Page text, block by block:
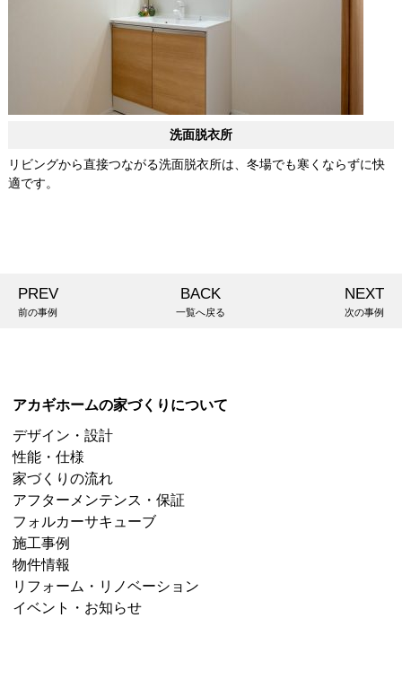
洗面脱衣所
リビングから直接つながる洗面脱衣所は、冬場でも寒くならずに快
適です。
PREV
前の事例
BACK
一覧へ戻る
NEXT
次の事例
アカギホームの家づくりについて
デザイン・設計
性能・仕様
家づくりの流れ
アフターメンテンス・保証
フォルカーサキューブ
施工事例
物件情報
リフォーム・リノベーション
イベント・お知らせ